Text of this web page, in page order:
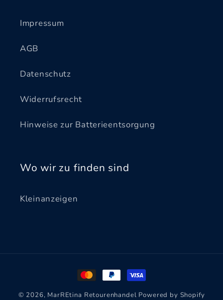
Impressum
AGB
Datenschutz
Widerrufsrecht
Hinweise zur Batterieentsorgung
Wo wir zu finden sind
Kleinanzeigen
Zahlungsmethoden
© 2026, MarREtina Retourenhandel Powered by Shopify